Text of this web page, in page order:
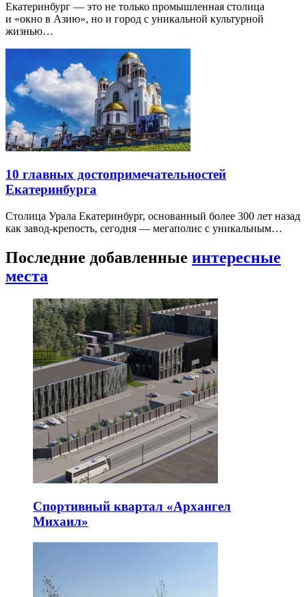
Екатеринбург — это не только промышленная столица
и «окно в Азию», но и город с уникальной культурной
жизнью…
10 главных достопримечательностей
Екатеринбурга
Столица Урала Екатеринбург, основанный более 300 лет назад
как завод-крепость, сегодня — мегаполис с уникальным…
Последние добавленные интересные
места
Спортивный квартал «Архангел
Михаил»